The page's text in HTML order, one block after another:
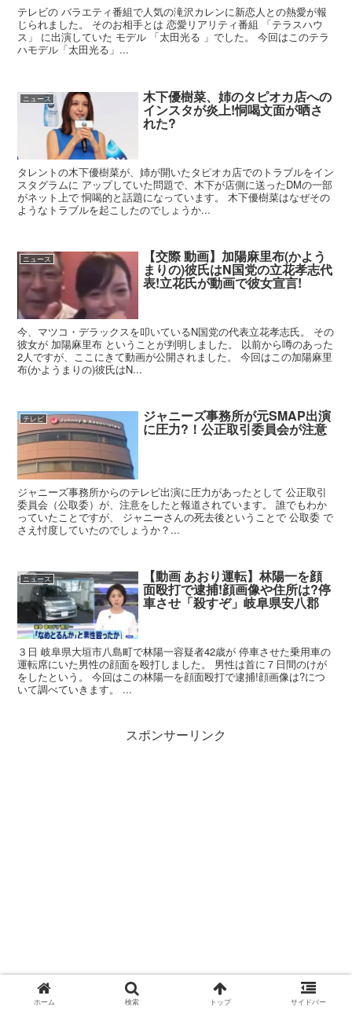
テレビの バラエティ番組で人気の滝沢カレンに新恋人との熱愛が報
じられました。 そのお相手とは 恋愛リアリティ番組 「テラスハウ
ス」 に出演していた モデル 「太田光る 」でした。 今回はこのテラ
ハモデル「太田光る」...
ニュース 木下優樹菜、姉のタピオカ店への
インスタが炎上!恫喝文面が晒さ
れた?
タレントの木下優樹菜が、姉が開いたタピオカ店でのトラブルをイン
スタグラムに アップしていた問題で、木下が店側に送ったDMの一部
がネット上で 恫喝的と話題になっています。 木下優樹菜はなぜその
ようなトラブルを起こしたのでしょうか...
ニュース 【交際 動画】加陽麻里布(かよう
まりの)彼氏はN国党の立花孝志代
表!立花氏が動画で彼女宣言!
今、マツコ・デラックスを叩いているN国党の代表立花孝志氏。 その
彼女が 加陽麻里布 ということが判明しました。 以前から噂のあった
2人ですが、ここにきて動画が公開されました。 今回はこの加陽麻里
布(かようまりの)彼氏はN...
テレビ ジャニーズ事務所が元SMAP出演
に圧力?！公正取引委員会が注意
ジャニーズ事務所からのテレビ出演に圧力があったとして 公正取引
委員会（公取委）が、注意をしたと報道されています。 誰でもわか
っていたことですが、 ジャニーさんの死去後ということで 公取委 で
さえ忖度していたのでしょうか？...
ニュース 【動画 あおり運転】林陽一を顔
面殴打で逮捕!顔画像や住所は?停
車させ「殺すぞ」岐阜県安八郡
３日 岐阜県大垣市八島町で林陽一容疑者42歳が 停車させた乗用車の
運転席にいた男性の顔面を殴打しました。 男性は首に７日間のけが
をしたという。 今回はこの林陽一を顔面殴打で逮捕!顔画像は?につ
いて調べていきます。 ...
スポンサーリンク
ホーム 検索 トップ サイドバー